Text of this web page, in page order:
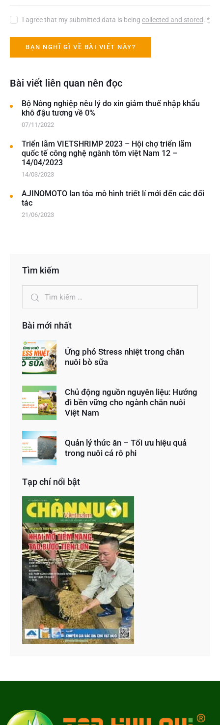
I agree that my submitted data is beingcollected and stored.*
Bài viết liên quan nên đọc
Bộ Nông nghiệp nêu lý do xin giảm thuế nhập khẩu
khô đậu tương về 0%
07/11/2022
Triển lãm VIETSHRIMP 2023 – Hội chợ triển lãm
quốc tế công nghệ ngành tôm việt Nam 12 –
14/04/2023
14/03/2023
AJINOMOTO lan tỏa mô hình triết lí mới đến các đối
tác
21/06/2023
Tìm kiếm
Bài mới nhất
Ứng phó Stress nhiệt trong chăn
nuôi bò sữa
Chủ động nguồn nguyên liệu: Hướng
đi bền vững cho ngành chăn nuôi
Việt Nam
Quản lý thức ăn – Tối ưu hiệu quả
trong nuôi cá rô phi
Tạp chí nổi bật